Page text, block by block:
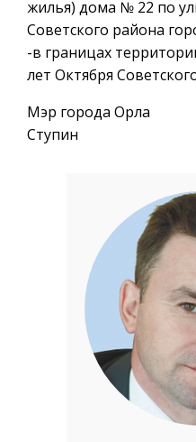
жилья) дома № 22 по
Советского района
-в границах
лет Октября
Мэр
Ступин